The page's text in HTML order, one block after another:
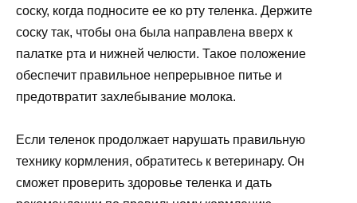
соску, когда подносите ее ко рту теленка. Держите
соску так, чтобы она была направлена вверх к
палатке рта и нижней челюсти. Такое положение
обеспечит правильное непрерывное питье и
предотвратит захлебывание молока.
Если теленок продолжает нарушать правильную
технику кормления, обратитесь к ветеринару. Он
сможет проверить здоровье теленка и дать